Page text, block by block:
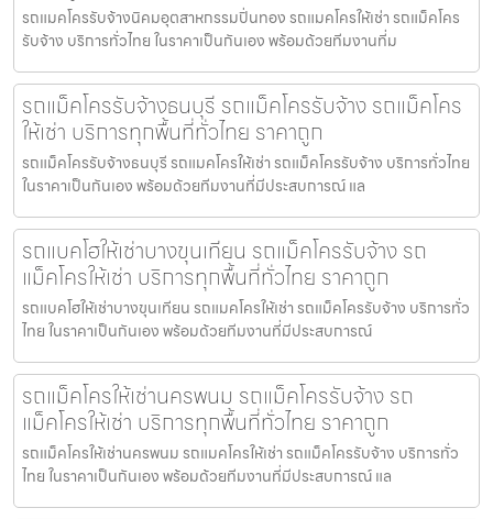
รถแมคโครรับจ้างนิคมอุตสาหกรรมปิ่นทอง รถแมคโครให้เช่า รถแม็คโคร
รับจ้าง บริการทั่วไทย ในราคาเป็นกันเอง พร้อมด้วยทีมงานที่ม
รถแม็คโครรับจ้างธนบุรี รถแม็คโครรับจ้าง รถแม็คโคร
ให้เช่า บริการทุกพื้นที่ทั่วไทย ราคาถูก
รถแม็คโครรับจ้างธนบุรี รถแมคโครให้เช่า รถแม็คโครรับจ้าง บริการทั่วไทย
ในราคาเป็นกันเอง พร้อมด้วยทีมงานที่มีประสบการณ์ แล
รถแบคโฮให้เช่าบางขุนเทียน รถแม็คโครรับจ้าง รถ
แม็คโครให้เช่า บริการทุกพื้นที่ทั่วไทย ราคาถูก
รถแบคโฮให้เช่าบางขุนเทียน รถแมคโครให้เช่า รถแม็คโครรับจ้าง บริการทั่ว
ไทย ในราคาเป็นกันเอง พร้อมด้วยทีมงานที่มีประสบการณ์
รถแม็คโครให้เช่านครพนม รถแม็คโครรับจ้าง รถ
แม็คโครให้เช่า บริการทุกพื้นที่ทั่วไทย ราคาถูก
รถแม็คโครให้เช่านครพนม รถแมคโครให้เช่า รถแม็คโครรับจ้าง บริการทั่ว
ไทย ในราคาเป็นกันเอง พร้อมด้วยทีมงานที่มีประสบการณ์ แล